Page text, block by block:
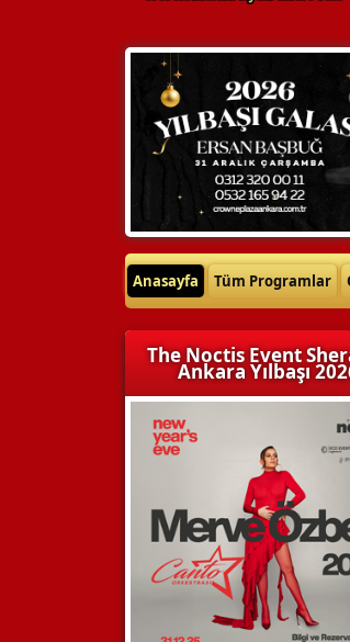
Anasayfa Tüm Programlar
The Noctis Event
Ankara Yılbaşı